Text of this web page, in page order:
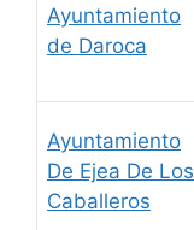
Ayuntamiento
de Daroca
Ayuntamiento
De Ejea De Los
Caballeros